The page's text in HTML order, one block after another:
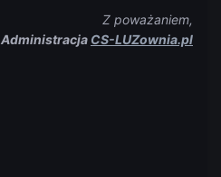
Z poważaniem,
Administracja CS-LUZownia.pl